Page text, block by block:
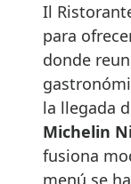
Il
para
donde
la llegada
Michelin
fusiona